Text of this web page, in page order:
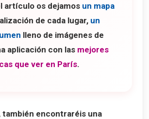
artículo os dejamos un mapa
de cada lugar, un
lleno de imágenes de
aplicación con las mejores
que ver en París.
también encontraréis una